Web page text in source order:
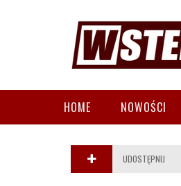
HOME NOWOŚCI
UDOSTĘPNIJ